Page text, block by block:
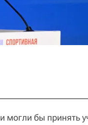
бы принять